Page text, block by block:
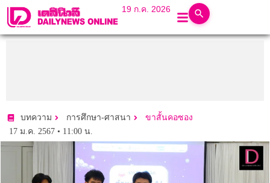
19 ก.ค. 2026
บทความ การศึกษา-ศาสนา
ขาสั้นคอซอง
17 ม.ค. 2567 • 11:00 น.